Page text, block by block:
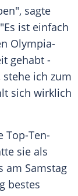
sagte
ist einfach
Olympia-
gehabt -
ich zum
sich wirklich
Top-Ten-
sie als
am Samstag
bestes